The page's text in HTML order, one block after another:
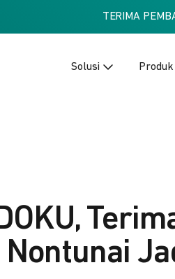
TERIMA
Solusi Produk